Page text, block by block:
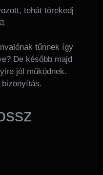
tehát törekedj
tűnnek így
De később majd
jól működnek.
bizonyítás.